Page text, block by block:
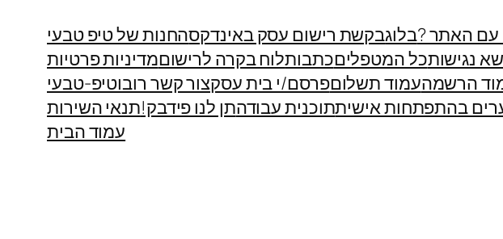
עם האתר ?בלוגבקשת רישום עסק באינדקסהחנות של טיפ טבעי
נגישותכל המטפליםכתבותלוח בקרה לרישוםמדיניות פרטיות
הרשמהעמוד תשלוםפרסם/י בית עסקצור קשר רובוטיפ-טבעי
בהתפתחות אישיתתוכנית עבודהתן לנו פידבק!תנאי השירות
עמוד הבית